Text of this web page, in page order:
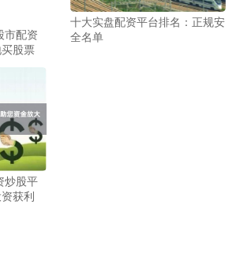
市配资
股票
十大实盘配资平台排名：正规安
全名单
炒股平
获利